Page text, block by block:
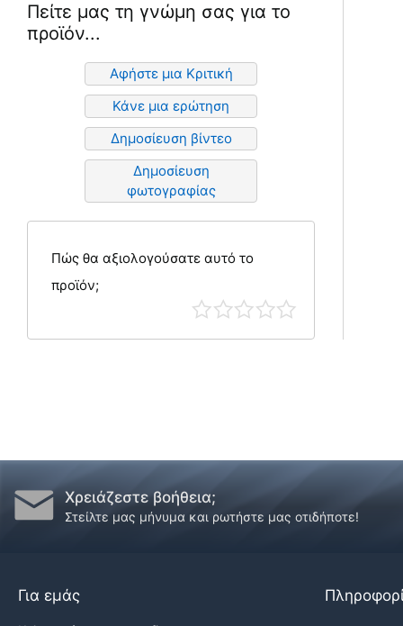
Πείτε μας τη γνώμη σας για το
προϊόν...
Αφήστε μια Κριτική
Κάνε μια ερώτηση
Δημοσίευση βίντεο
Δημοσίευση
φωτογραφίας
Πώς θα αξιολογούσατε αυτό το
προϊόν;
Χρειάζεστε βοήθεια;
Στείλτε μας μήνυμα και ρωτήστε μας οτιδήποτε!
Για εμάς